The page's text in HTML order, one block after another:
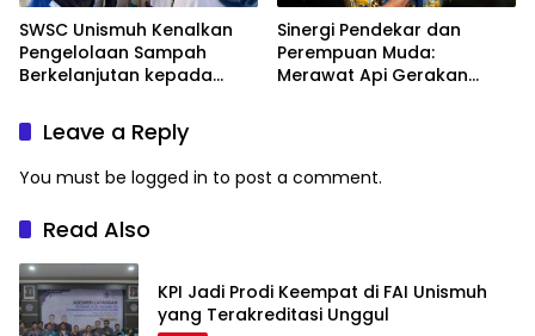
SWSC Unismuh Kenalkan
Pengelolaan Sampah
Berkelanjutan kepada
Visit
Sinergi Pendekar dan
Perempuan Muda:
Merawat Api Gerakan
Leave a Reply
You must be logged in to post a comment.
Read Also
KPI Jadi Prodi Keempat di FAI Unismuh
yang Terakreditasi Unggul